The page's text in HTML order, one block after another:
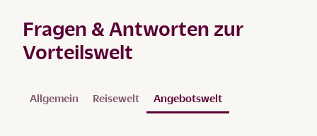
Fragen & Antworten zur
Vorteilswelt
Allgemein Reisewelt Angebotswelt